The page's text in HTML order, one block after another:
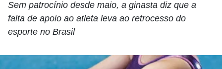
Sem patrocínio desde maio, a ginasta diz que a
falta de apoio ao atleta leva ao retrocesso do
esporte no Brasil